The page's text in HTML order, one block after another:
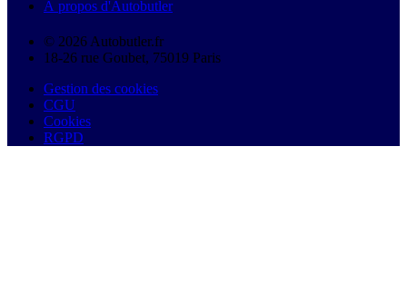
À propos d'Autobutler
© 2026 Autobutler.fr
18-26 rue Goubet, 75019 Paris
Gestion des cookies
CGU
Cookies
RGPD